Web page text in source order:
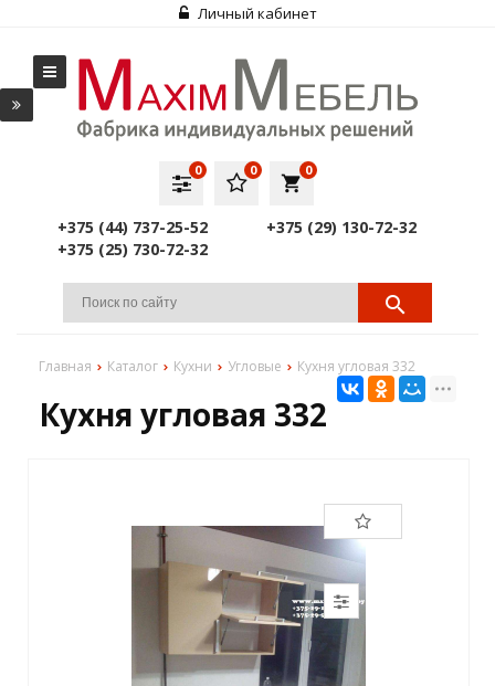
Личный кабинет
local_grocery_store
0
0
0
+375 (44) 737-25-52
+375 (29) 130-72-32
+375 (25) 730-72-32
Главная Каталог Кухни Угловые Кухня угловая 332
Кухня угловая 332